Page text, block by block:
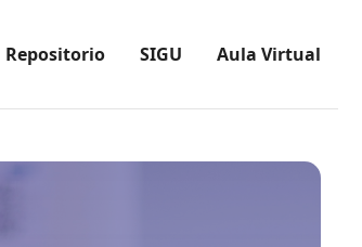
Repositorio SIGU Aula Virtual